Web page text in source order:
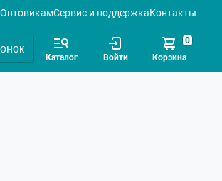
ОптовикамСервис и поддержкаКонтакты
Каталог Войти Корзина
0